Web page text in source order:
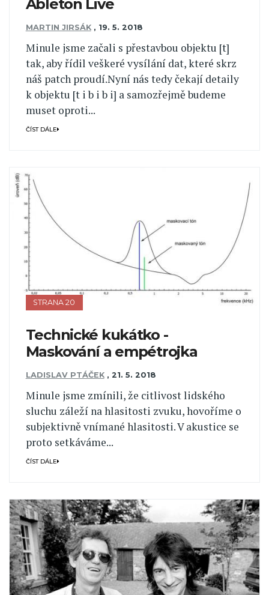
Ableton Live
MARTIN JIRSÁK , 19. 5. 2018
Minule jsme začali s přestavbou objektu [t]
tak, aby řídil veškeré vysílání dat, které skrz
náš patch proudí.Nyní nás tedy čekají detaily
k objektu [t i b i b i] a samozřejmě budeme
muset oproti...
ČÍST DÁLE
STRANA 20
Technické kukátko -
Maskování a empétrojka
LADISLAV PTÁČEK , 21. 5. 2018
Minule jsme zmínili, že citlivost lidského
sluchu záleží na hlasitosti zvuku, hovoříme o
subjektivně vnímané hlasitosti. V akustice se
proto setkáváme...
ČÍST DÁLE